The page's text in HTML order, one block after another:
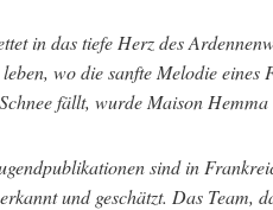
in das tiefe Herz des
wo die sanfte Melodie eines
fällt, wurde Maison Hemma
sind in
und geschätzt. Das Team,